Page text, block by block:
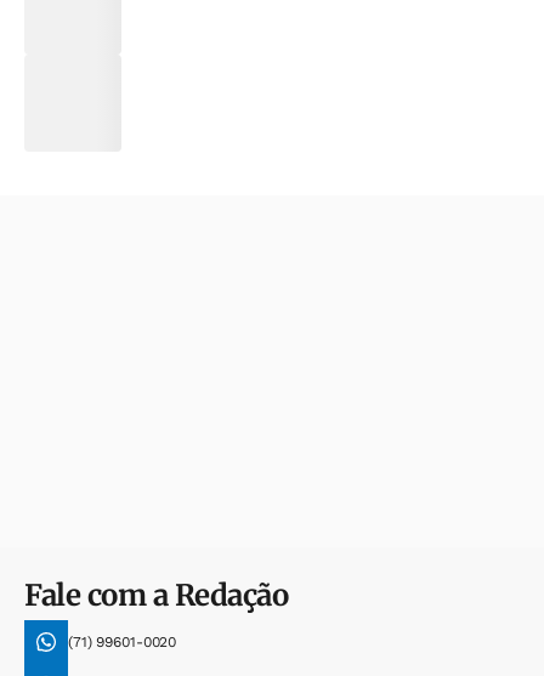
Fale com a Redação
(71) 99601-0020